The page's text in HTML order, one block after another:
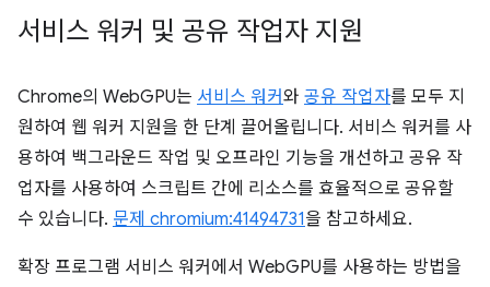
서비스 워커 및 공유 작업자 지원
Chrome의 WebGPU는 서비스 워커와 공유 작업자를 모두 지
원하여 웹 워커 지원을 한 단계 끌어올립니다. 서비스 워커를 사
용하여 백그라운드 작업 및 오프라인 기능을 개선하고 공유 작
업자를 사용하여 스크립트 간에 리소스를 효율적으로 공유할
수 있습니다. 문제 chromium:41494731을 참고하세요.
확장 프로그램 서비스 워커에서 WebGPU를 사용하는 방법을